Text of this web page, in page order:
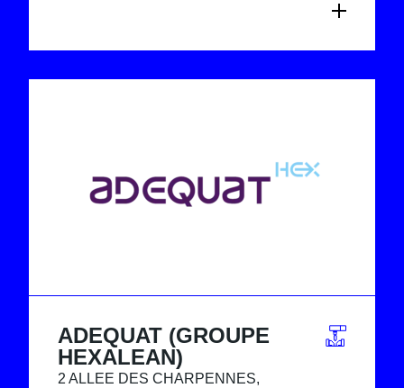
ADEQUAT (GROUPE
HEXALEAN)
2 ALLEE DES CHARPENNES,